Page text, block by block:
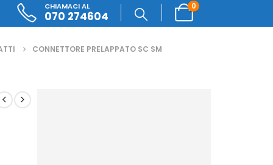
CHIAMACI AL
070 274604
0
CONNETTORE PRELAPPATO SC SM